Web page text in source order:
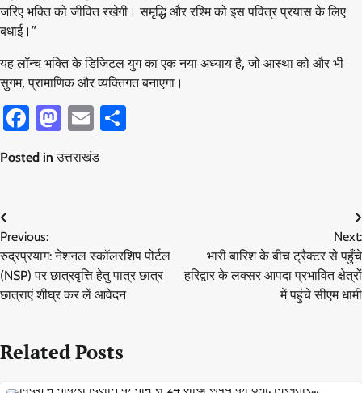
जरिए भक्ति को जीवित रखेगी। समृद्धि और रश्मि को इस पवित्र प्रयास के लिए
बधाई।”
यह लॉन्च भक्ति के डिजिटल युग का एक नया अध्याय है, जो आस्था को और भी
सुगम, प्रामाणिक और व्यक्तिगत बनाएगा।
Facebook
Mastodon
Email
Posted inउत्तराखंड
Post
navigation
Previous:
रुद्रप्रयाग: नेशनल स्कॉलरशिप पोर्टल
(NSP) पर छात्रवृत्ति हेतु पात्र छात्र
छात्राएं शीघ्र कर लें आवेदन
Next:
भारी बारिश के बीच ट्रैक्टर से पहुँचे
हरिद्वार के लक्सर आपदा प्रभावित क्षेत्रों
में पहुंचे सीएम धामी
Related Posts